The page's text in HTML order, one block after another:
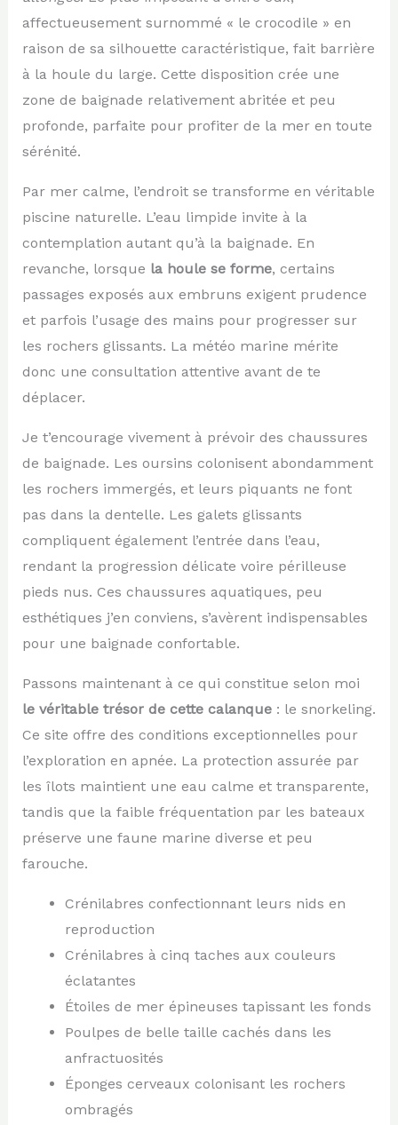
affectueusement surnommé « le crocodile » en
raison de sa silhouette caractéristique, fait barrière
à la houle du large. Cette disposition crée une
zone de baignade relativement abritée et peu
profonde, parfaite pour profiter de la mer en toute
sérénité.
Par mer calme, l’endroit se transforme en véritable
piscine naturelle. L’eau limpide invite à la
contemplation autant qu’à la baignade. En
revanche, lorsque la houle se forme, certains
passages exposés aux embruns exigent prudence
et parfois l’usage des mains pour progresser sur
les rochers glissants. La météo marine mérite
donc une consultation attentive avant de te
déplacer.
Je t’encourage vivement à prévoir des chaussures
de baignade. Les oursins colonisent abondamment
les rochers immergés, et leurs piquants ne font
pas dans la dentelle. Les galets glissants
compliquent également l’entrée dans l’eau,
rendant la progression délicate voire périlleuse
pieds nus. Ces chaussures aquatiques, peu
esthétiques j’en conviens, s’avèrent indispensables
pour une baignade confortable.
Passons maintenant à ce qui constitue selon moi
le véritable trésor de cette calanque: le snorkeling.
Ce site offre des conditions exceptionnelles pour
l’exploration en apnée. La protection assurée par
les îlots maintient une eau calme et transparente,
tandis que la faible fréquentation par les bateaux
préserve une faune marine diverse et peu
farouche.
Crénilabres confectionnant leurs nids en
reproduction
Crénilabres à cinq taches aux couleurs
éclatantes
Étoiles de mer épineuses tapissant les fonds
Poulpes de belle taille cachés dans les
anfractuosités
Éponges cerveaux colonisant les rochers
ombragés